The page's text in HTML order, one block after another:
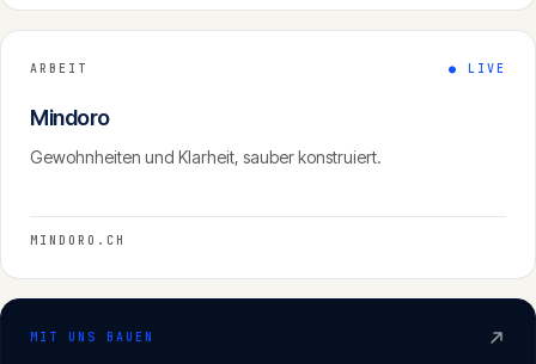
ARBEIT ● LIVE
Mindoro
Gewohnheiten und Klarheit, sauber konstruiert.
MINDORO.CH
MIT UNS BAUEN